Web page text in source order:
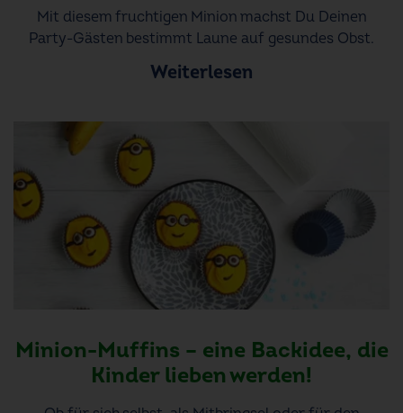
Mit diesem fruchtigen Minion machst Du Deinen
Party-Gästen bestimmt Laune auf gesundes Obst.
Weiterlesen
Minion-Muffins – eine Backidee, die
Kinder lieben werden!